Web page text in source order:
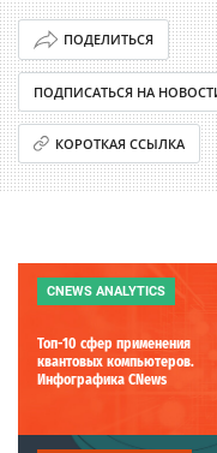
ПОДЕЛИТЬСЯ
ПОДПИСАТЬСЯ НА
КОРОТКАЯ ССЫЛКА
CNEWS ANALYTICS
Топ-10 сфер применения
квантовых компьютеров.
Инфографика CNews